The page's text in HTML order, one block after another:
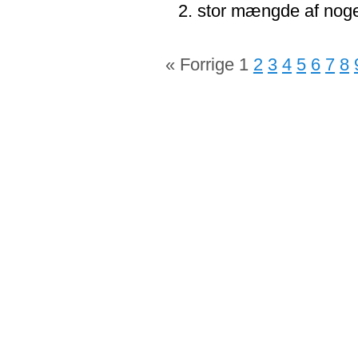
stor mængde af
« Forrige 1 2 3 4 5 6 7 8